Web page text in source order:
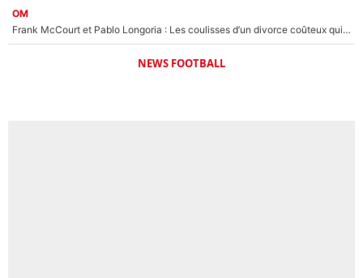
OM
Frank McCourt et Pablo Longoria : Les coulisses d’un divorce coûteux qui ruine l’OM à petit feu…
NEWS FOOTBALL